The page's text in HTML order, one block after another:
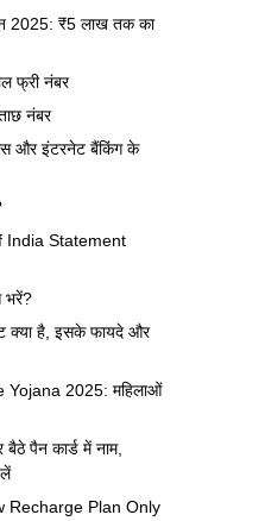
2025: ₹5 लाख तक का
फ्री नंबर
नंबर
और इंटरनेट बैंकिंग के
India Statement
भरें?
क्या है, इसके फायदे और
2025: महिलाओं
पैन कार्ड में नाम,
Recharge Plan Only